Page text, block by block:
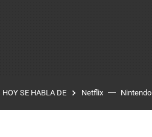
HOY SE HABLA DE Netflix Nintendo